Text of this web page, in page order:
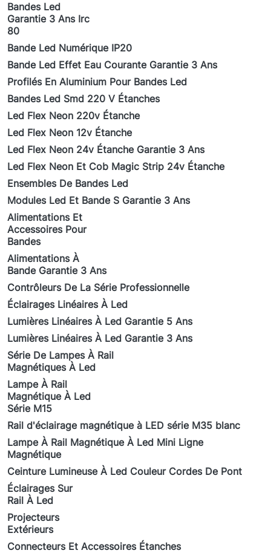
Bandes Led
Garantie 3 Ans Irc
80
Bande Led Numérique IP20
Bande Led Effet Eau Courante Garantie 3 Ans
Profilés En Aluminium Pour Bandes Led
Bandes Led Smd 220 V Étanches
Led Flex Neon 220v Étanche
Led Flex Neon 12v Étanche
Led Flex Neon 24v Étanche Garantie 3 Ans
Led Flex Neon Et Cob Magic Strip 24v Étanche
Ensembles De Bandes Led
Modules Led Et Bande S Garantie 3 Ans
Alimentations Et
Accessoires Pour
Bandes
Alimentations À
Bande Garantie 3 Ans
Contrôleurs De La Série Professionnelle
Éclairages Linéaires À Led
Lumières Linéaires À Led Garantie 5 Ans
Lumières Linéaires À Led Garantie 3 Ans
Série De Lampes À Rail
Magnétiques À Led
Lampe À Rail
Magnétique À Led
Série M15
Rail d'éclairage magnétique à LED série M35 blanc
Lampe À Rail Magnétique À Led Mini Ligne
Magnétique
Ceinture Lumineuse À Led Couleur Cordes De Pont
Éclairages Sur
Rail À Led
Projecteurs
Extérieurs
Connecteurs Et Accessoires Étanches